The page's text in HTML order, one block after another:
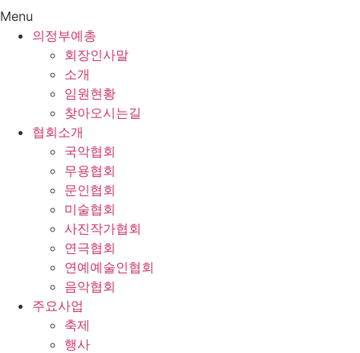
Menu
의정부예총
회장인사말
소개
임원현황
찾아오시는길
협회소개
국악협회
무용협회
문인협회
미술협회
사진작가협회
연극협회
연예예술인협회
음악협회
주요사업
축제
행사